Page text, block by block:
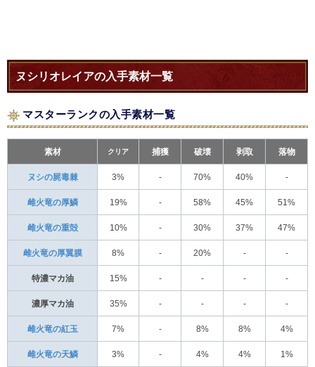
ヌシリオレイアの入手素材一覧
マスターランクの入手素材一覧
素材 クリア 捕獲 破壊 剥取 落物
ヌシの屍毒棘 3% - 70% 40% -
雌火竜の厚鱗 19% - 58% 45% 51%
雌火竜の重殻 10% - 30% 37% 47%
雌火竜の厚翼膜 8% - 20% - -
特濃マカ油 15% - - - -
濃厚マカ油 35% - - - -
雌火竜の紅玉 7% - 8% 8% 4%
雌火竜の天鱗 3% - 4% 4% 1%